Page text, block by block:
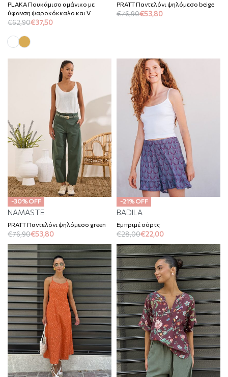
PLAKA Πουκάμισο αμάνικο με
ύφανση ψαροκόκκαλο και V
€62,90€37,50
PRATT Παντελόνι ψηλόμεσο beige
€76,90€53,80
-30% OFF
NAMASTE
PRATT Παντελόνι ψηλόμεσο green
€76,90€53,80
-21% OFF
BADILA
Εμπριμέ σόρτς
€28,00€22,00